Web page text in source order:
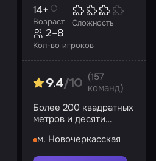
Возраст
14+
Сложность
Кол-во игроков
2–8
9.4/10
(157
команд)
Более 200 квадратных
метров и десяти
самом сердце
легендарной тюрьмы
м. Новочеркасская